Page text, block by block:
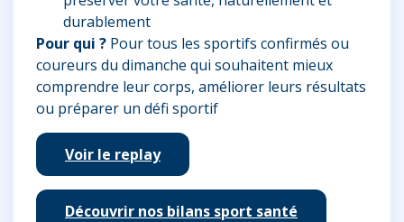
durablement
Pour qui ? Pour tous les sportifs confirmés ou
coureurs du dimanche qui souhaitent mieux
comprendre leur corps, améliorer leurs résultats
ou préparer un défi sportif
Voir le replay
Découvrir nos bilans sport santé